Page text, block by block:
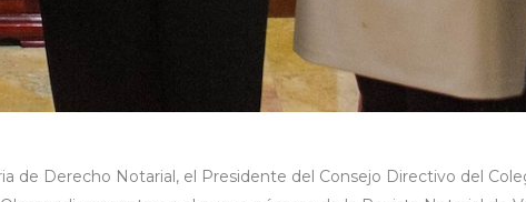
de Derecho Notarial, el Presidente del Consejo Directivo del